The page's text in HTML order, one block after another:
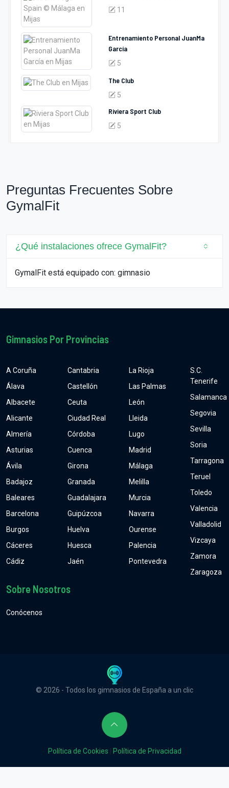
11
Entrenamiento Personal JuanMa
García
5
The Club
5
Riviera Sport Club
5
Preguntas Frecuentes Sobre
GymalFit
¿Qué instalaciones ofrece GymalFit?
GymalFit está equipado con: gimnasio
Gimnasios Por Provincias
A Coruña
Álava
Albacete
Alicante
Almería
Asturias
Ávila
Badajoz
Baleares
Barcelona
Burgos
Cáceres
Cádiz
Cantabria
Castellón
Ceuta
Ciudad Real
Córdoba
Cuenca
Girona
Granada
Guadalajara
Guipúzcoa
Huelva
Huesca
Jaén
La Rioja
Las Palmas
León
Lleida
Lugo
Madrid
Málaga
Melilla
Murcia
Navarra
Ourense
Palencia
Pontevedra
S.C.
Tenerife
Salamanca
Segovia
Sevilla
Soria
Tarragona
Teruel
Toledo
Valencia
Valladolid
Vizcaya
Zamora
Zaragoza
Sobre Nosotros
Conócenos
© 2026 - Todos los gimnasios de España a un clic
Política de Cookies Política de Privacidad